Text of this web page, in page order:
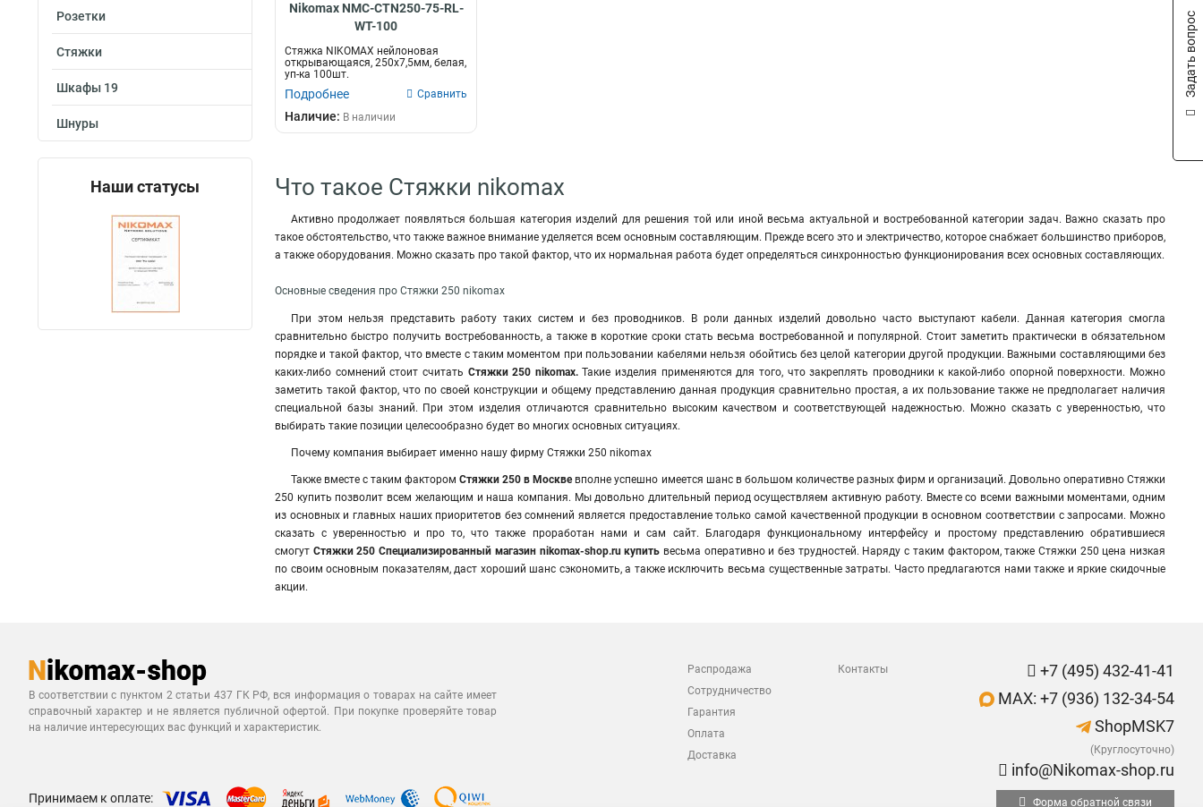
Розетки
Стяжки
Шкафы 19
Шнуры
Наши статусы
Nikomax NMC-CTN250-75-RL-
WT-100
Стяжка NIKOMAX нейлоновая
открывающаяся, 250х7,5мм, белая,
уп-ка 100шт.
Подробнее Сравнить
Наличие: В наличии
Что такое Стяжки nikomax
Активно продолжает появляться большая категория изделий для решения той или иной весьма актуальной и востребованной категории задач. Важно сказать про
такое обстоятельство, что также важное внимание уделяется всем основным составляющим. Прежде всего это и электричество, которое снабжает большинство приборов,
а также оборудования. Можно сказать про такой фактор, что их нормальная работа будет определяться синхронностью функционирования всех основных составляющих.
Основные сведения про Стяжки 250 nikomax
При этом нельзя представить работу таких систем и без проводников. В роли данных изделий довольно часто выступают кабели. Данная категория смогла
сравнительно быстро получить востребованность, а также в короткие сроки стать весьма востребованной и популярной. Стоит заметить практически в обязательном
порядке и такой фактор, что вместе с таким моментом при пользовании кабелями нельзя обойтись без целой категории другой продукции. Важными составляющими без
каких-либо сомнений стоит считать Стяжки 250 nikomax.Такие изделия применяются для того, что закреплять проводники к какой-либо опорной поверхности. Можно
заметить такой фактор, что по своей конструкции и общему представлению данная продукция сравнительно простая, а их пользование также не предполагает наличия
специальной базы знаний. При этом изделия отличаются сравнительно высоким качеством и соответствующей надежностью. Можно сказать с уверенностью, что
выбирать такие позиции целесообразно будет во многих основных ситуациях.
Почему компания выбирает именно нашу фирму Стяжки 250 nikomax
Также вместе с таким факторомСтяжки 250 в Москвевполне успешно имеется шанс в большом количестве разных фирм и организаций. Довольно оперативно Стяжки
250 купить позволит всем желающим и наша компания. Мы довольно длительный период осуществляем активную работу. Вместе со всеми важными моментами, одним
из основных и главных наших приоритетов без сомнений является предоставление только самой качественной продукции в основном соответствии с запросами. Можно
сказать с уверенностью и про то, что также проработан нами и сам сайт. Благодаря функциональному интерфейсу и простому представлению обратившиеся
смогут Стяжки 250 Специализированный магазин nikomax-shop.ru купить весьма оперативно и без трудностей. Наряду с таким фактором, также Стяжки 250 цена низкая
по своим основным показателям, даст хороший шанс сэкономить, а также исключить весьма существенные затраты. Часто предлагаются нами также и яркие скидочные
акции.
В соответствии с пунктом 2 статьи 437 ГК РФ, вся информация о товарах на сайте имеет
справочный характер и не является публичной офертой. При покупке проверяйте товар
на наличие интересующих вас функций и характеристик.
Распродажа
Сотрудничество
Гарантия
Оплата
Доставка
Контакты
+7 (495) 432-41-41
MAX: +7 (936) 132-34-54
ShopMSK7
(Круглосуточно)
info@Nikomax-shop.ru
Принимаем к оплате: Форма обратной связи
Задать вопрос